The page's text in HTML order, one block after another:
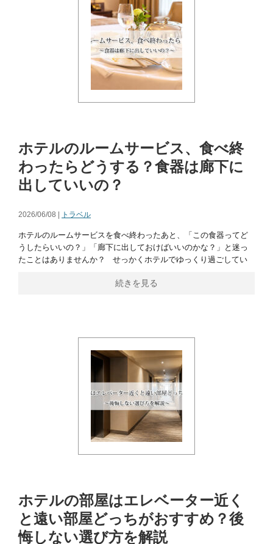
ホテルのルームサービス、食べ終
わったらどうする？食器は廊下に
出していいの？
2026/06/08 | トラベル
ホテルのルームサービスを食べ終わったあと、「この食器ってど
うしたらいいの？」「廊下に出しておけばいいのかな？」と迷っ
たことはありませんか？ せっかくホテルでゆっくり過ごしてい
続きを見る
ホテルの部屋はエレベーター近く
と遠い部屋どっちがおすすめ？後
悔しない選び方を解説